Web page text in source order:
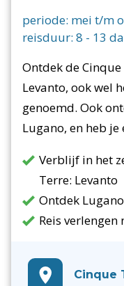
periode: mei t/m
reisduur: 8 - 13
Ontdek de
Levanto, ook wel
genoemd. Ook
Lugano, en heb
Verblijf in het
Terre: Levanto
Ontdek
Reis
Cinque